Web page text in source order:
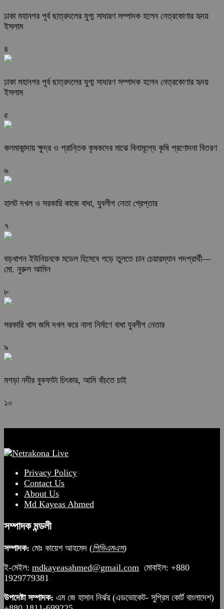
ঢাকা মহানগর পূর্ব ছাত্রদলের যুগ্ম সাধারণ সম্পাদক হলেন নেত্রকোণার হৃদয়
ইসলাম
৪
ঢাকা মহানগর পূর্ব ছাত্রদলের যুগ্ম সাধারণ সম্পাদক হলেন নেত্রকোণার হৃদয়
ইসলাম
৫
কলমাকান্দায় ক্ষুদ্র ও প্রান্তিক কৃষকদের মাঝে বিনামূল্যে কৃষি প্রণোদনা বিতরণ
৬
হালট দখল ও সরকারি কাজে বাধা, যুবলীগ নেতা গ্রেপ্তার
৭
বড়খাপন ইউনিয়নকে মডেল হিসেবে গড়ে তুলতে চান চেয়ারম্যান পদপ্রার্থী—
মো. নুরুল আমিন
৮
সরকারি খাস জমি দখল করে নালা নির্মাণে বাধা যুবলীগ নেতার
৯
মগড়া নদীর বুকফাটা চিৎকার, আমি বাঁচতে চাই
১০
Privacy Policy
Contact Us
About Us
Md Kayeas Ahmed
সম্পাদক মন্ডলী
সম্পাদক: মোঃ কায়েশ আহমেদ (পিভিএমএস)
ই-মেইল: mdkayeasahmed@gmail.com মোবাইল: +880
1929779381
উপদেষ্টা সম্পাদক: এম জে হাসান নির্ঝর (এডভোকেট- সুপ্রিম কোর্ট বাংলাদেশ)